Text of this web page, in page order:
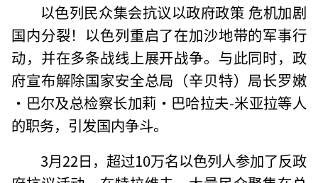
以色列民众集会抗议以政府政策 危机加剧
国内分裂！以色列重启了在加沙地带的军事行
动，并在多条战线上展开战争。与此同时，政
府宣布解除国家安全总局（辛贝特）局长罗嫩
·巴尔及总检察长加莉·巴哈拉夫-米亚拉等人
的职务，引发国内争斗。
3月22日，超过10万名以色列人参加了反政